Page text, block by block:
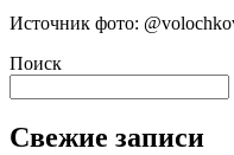
Источник фото:
Поиск
Свежие записи